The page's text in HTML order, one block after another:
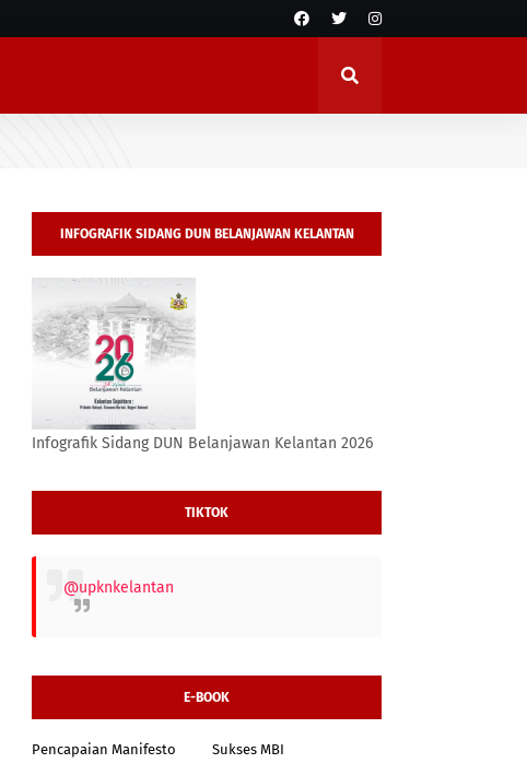
INFOGRAFIK SIDANG DUN BELANJAWAN KELANTAN
2026
Infografik Sidang DUN Belanjawan Kelantan 2026
TIKTOK
@upknkelantan
E-BOOK
Pencapaian Manifesto Sukses MBI